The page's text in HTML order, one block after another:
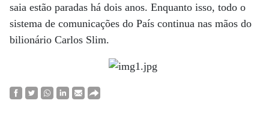
saia estão paradas há dois anos. Enquanto isso, todo o
sistema de comunicações do País continua nas mãos do
bilionário Carlos Slim.